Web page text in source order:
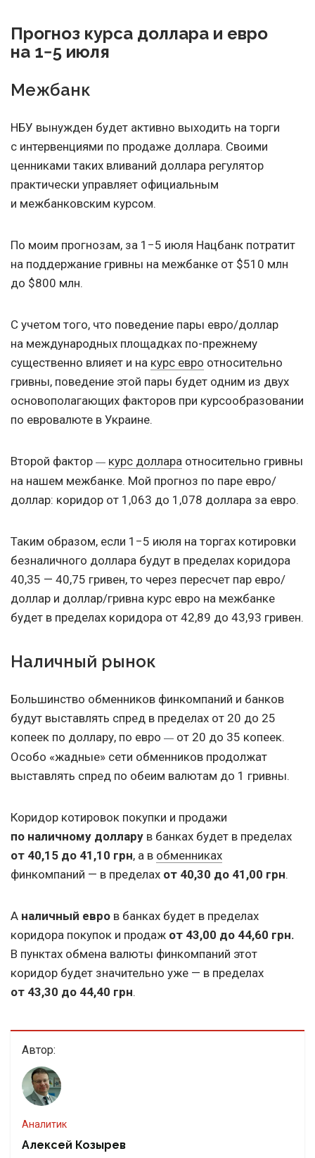
Прогноз курса доллара и евро
на 1−5 июля
Межбанк
НБУ вынужден будет активно выходить на торги
с интервенциями по продаже доллара. Своими
ценниками таких вливаний доллара регулятор
практически управляет официальным
и межбанковским курсом.
По моим прогнозам, за 1−5 июля Нацбанк потратит
на поддержание гривны на межбанке от $510 млн
до $800 млн.
С учетом того, что поведение пары евро/доллар
на международных площадках по-прежнему
существенно влияет и на курс евро относительно
гривны, поведение этой пары будет одним из двух
основополагающих факторов при курсообразовании
по евровалюте в Украине.
Второй фактор — курс доллара относительно гривны
на нашем межбанке. Мой прогноз по паре евро/
доллар: коридор от 1,063 до 1,078 доллара за евро.
Таким образом, если 1−5 июля на торгах котировки
безналичного доллара будут в пределах коридора
40,35 — 40,75 гривен, то через пересчет пар евро/
доллар и доллар/гривна курс евро на межбанке
будет в пределах коридора от 42,89 до 43,93 гривен.
Наличный рынок
Большинство обменников финкомпаний и банков
будут выставлять спред в пределах от 20 до 25
копеек по доллару, по евро — от 20 до 35 копеек.
Особо «жадные» сети обменников продолжат
выставлять спред по обеим валютам до 1 гривны.
Коридор котировок покупки и продажи
по наличному доллару в банках будет в пределах
от 40,15 до 41,10 грн, а в обменниках
финкомпаний — в пределах от 40,30 до 41,00 грн.
А наличный евро в банках будет в пределах
коридора покупок и продаж от 43,00 до 44,60 грн.
В пунктах обмена валюты финкомпаний этот
коридор будет значительно уже — в пределах
от 43,30 до 44,40 грн.
Автор:
Аналитик
Алексей Козырев